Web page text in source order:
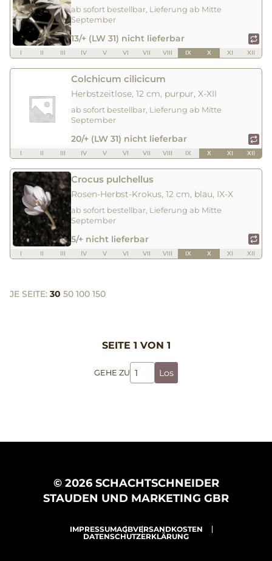
ab sofort bestellbar, Lieferung ab Mitte
September
13/+ (LW 31) nicht lieferbar
I II III IV V VI VII VIII IX X XI XII
Colchicum cilicicum
Herbstzeitlose, 12 cm, purpur, X-XII
ab sofort bestellbar, Lieferung ab Mitte
September
20/+ (LW 31) nicht lieferbar
I II III IV V VI VII VIII IX X XI XII
Crocus pulchellus
Rosen-Herbst-Krokus, 12 cm, blau, IX-X
ab sofort bestellbar, Lieferung ab Mitte
September
5/+ nicht lieferbar
I II III IV V VI VII VIII IX X XI XII
JE SEITE: 30 50 100 150
SEITE 1 VON 1
GEHE ZU Los
© 2026 SCHACHTSCHNEIDER
STAUDEN UND MARKETING GBR
IMPRESSUMAGBVERSANDKOSTEN
DATENSCHUTZERKLÄRUNG